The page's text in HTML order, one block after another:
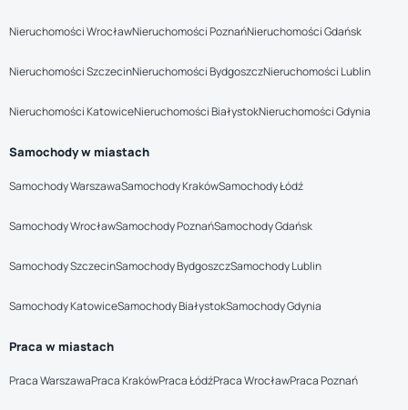
Nieruchomości WrocławNieruchomości PoznańNieruchomości Gdańsk
Nieruchomości SzczecinNieruchomości BydgoszczNieruchomości Lublin
Nieruchomości KatowiceNieruchomości BiałystokNieruchomości Gdynia
Samochody w miastach
Samochody WarszawaSamochody KrakówSamochody Łódź
Samochody WrocławSamochody PoznańSamochody Gdańsk
Samochody SzczecinSamochody BydgoszczSamochody Lublin
Samochody KatowiceSamochody BiałystokSamochody Gdynia
Praca w miastach
Praca WarszawaPraca KrakówPraca ŁódźPraca WrocławPraca Poznań